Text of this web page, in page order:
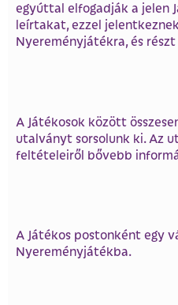
egyúttal elfogadják a jelen
leírtakat, ezzel
Nyereményjátékra, és
A Játékosok között
utalványt sorsolunk ki. Az
feltételeiről bővebb
A Játékos postonként egy
Nyereményjátékba.